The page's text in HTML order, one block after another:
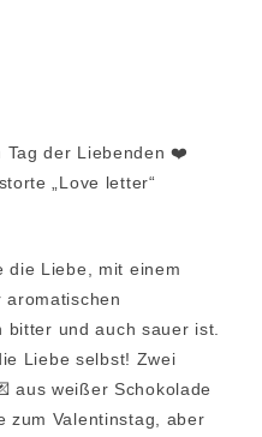
Tag der Liebenden ❤️
„Love letter“
die Liebe, mit einem
aromatischen
und auch sauer ist.
Liebe selbst! Zwei
aus weißer Schokolade
zum Valentinstag, aber